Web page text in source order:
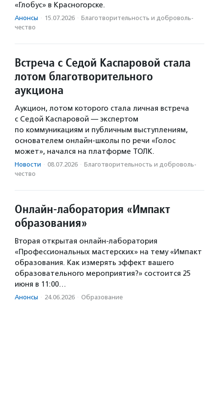
«Глобус» в Красногорске.
Анонсы · 15.07.2026 · Благотвори­тель­ность и доброволь­
чест­во
Встреча с Седой Каспаровой стала
лотом благотворительного
аукциона
Аукцион, лотом которого стала личная встреча
с Седой Каспаровой — экспертом
по коммуникациям и публичным выступлениям,
основателем онлайн-школы по речи «Голос
может», начался на платформе ТОЛК.
Новости · 08.07.2026 · Благотвори­тель­ность и доброволь­
чест­во
Онлайн-лаборатория «Импакт
образования»
Вторая открытая онлайн-лаборатория
«Профессиональных мастерских» на тему «Импакт
образования. Как измерять эффект вашего
образовательного мероприятия?» состоится 25
июня в 11:00…
Анонсы · 24.06.2026 · Образование